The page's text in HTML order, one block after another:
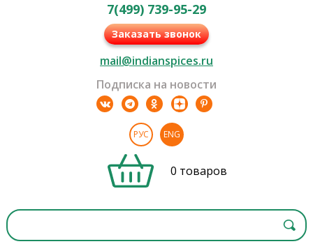
7(499) 739-95-29
Заказать звонок
mail@indianspices.ru
Подписка на новости
РУС ENG
0 товаров